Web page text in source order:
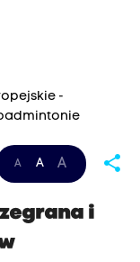
-
A A A share
i